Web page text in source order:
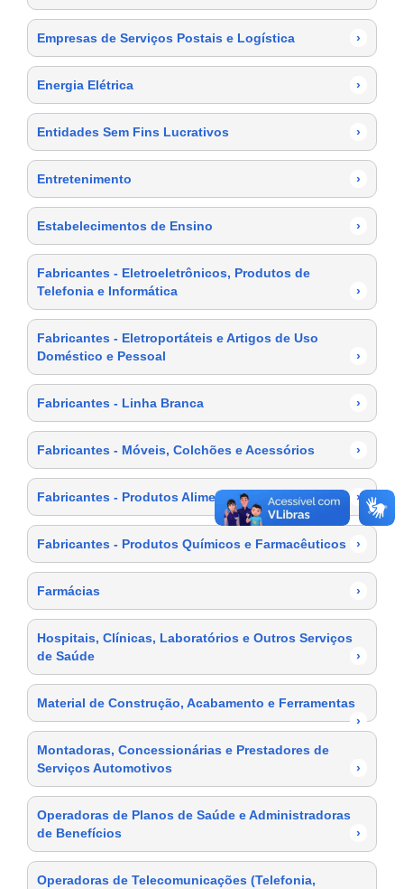
Empresas de Serviços Postais e Logística ›
Energia Elétrica ›
Entidades Sem Fins Lucrativos ›
Entretenimento ›
Estabelecimentos de Ensino ›
Fabricantes - Eletroeletrônicos, Produtos de
Telefonia e Informática
›
Fabricantes - Eletroportáteis e Artigos de Uso
Doméstico e Pessoal
›
Fabricantes - Linha Branca ›
Fabricantes - Móveis, Colchões e Acessórios ›
Fabricantes - Produtos Alimentícios ›
Fabricantes - Produtos Químicos e Farmacêuticos ›
Farmácias ›
Hospitais, Clínicas, Laboratórios e Outros Serviços
de Saúde
›
Material de Construção, Acabamento e Ferramentas
›
Montadoras, Concessionárias e Prestadores de
Serviços Automotivos
›
Operadoras de Planos de Saúde e Administradoras
de Benefícios
›
Operadoras de Telecomunicações (Telefonia,